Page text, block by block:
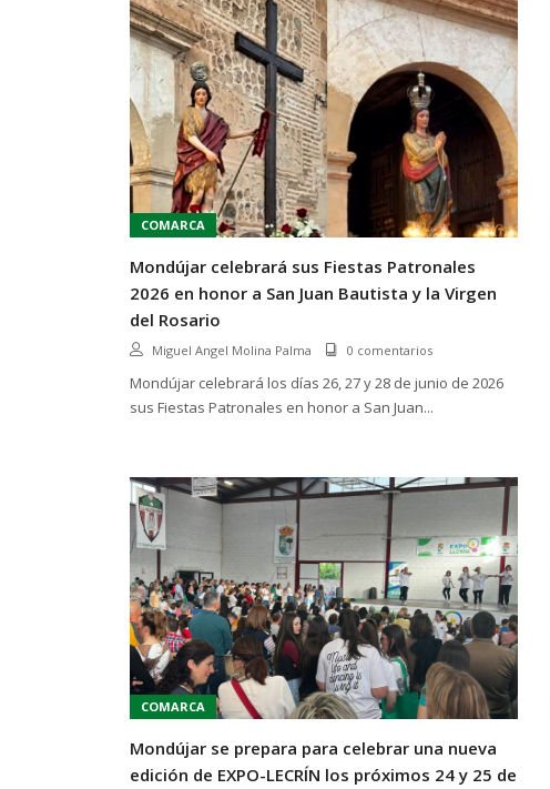
COMARCA
Mondújar celebrará sus Fiestas Patronales
2026 en honor a San Juan Bautista y la Virgen
del Rosario
Miguel Angel Molina Palma 0 comentarios
Mondújar celebrará los días 26, 27 y 28 de junio de 2026
sus Fiestas Patronales en honor a San Juan...
COMARCA
Mondújar se prepara para celebrar una nueva
edición de EXPO-LECRÍN los próximos 24 y 25 de